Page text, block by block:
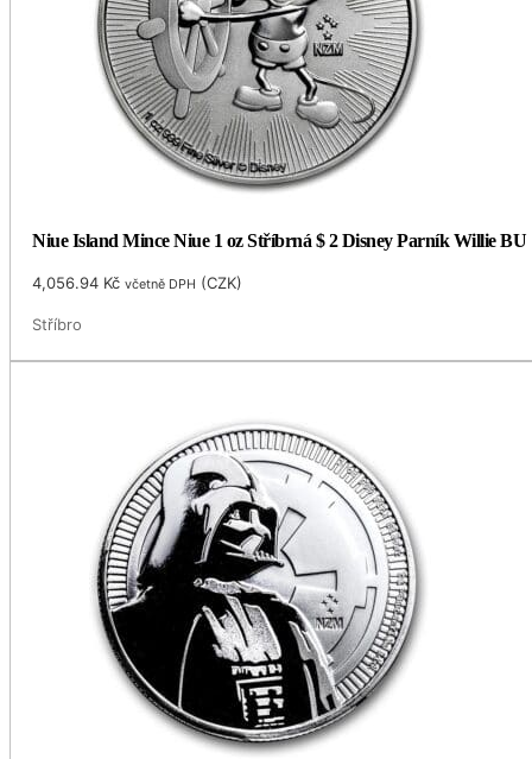
Niue Island Mince Niue 1 oz Stříbrná $ 2 Disney Parník Willie BU
4,056.94 Kč včetně DPH (CZK)
Stříbro